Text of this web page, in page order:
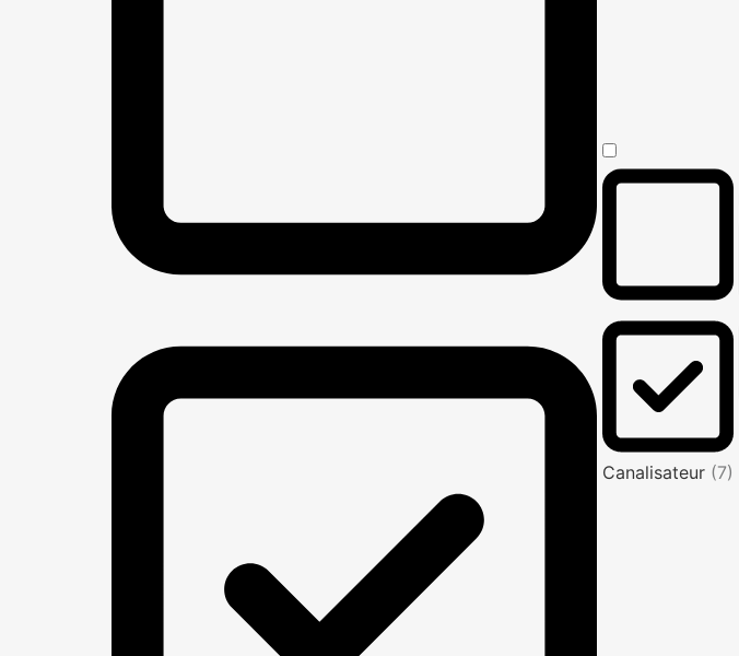
Canalisateur (7)